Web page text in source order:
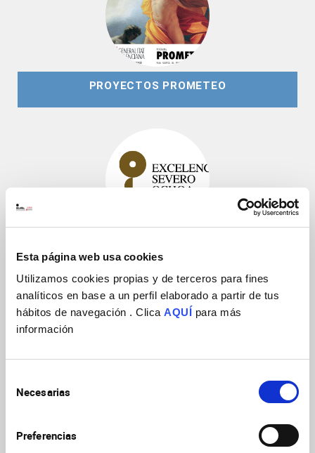
Esta página web usa cookies
Utilizamos cookies propias y de terceros para fines
analíticos en base a un perfil elaborado a partir de tus
hábitos de navegación . Clica AQUÍ para más
información
Necesarias
Preferencias
PROYECTOS PROMETEO
PROYECTOS EXCELENCIA SEVERO OCHOA